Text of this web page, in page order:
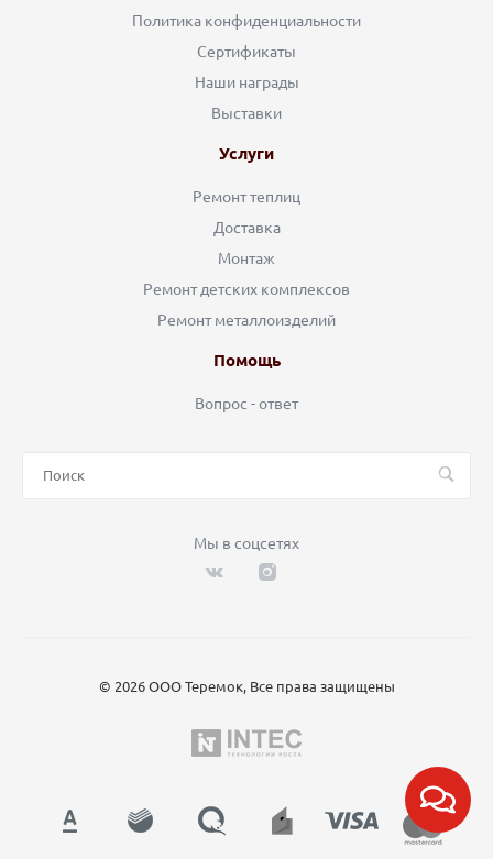
Политика конфиденциальности
Сертификаты
Наши награды
Выставки
Услуги
Ремонт теплиц
Доставка
Монтаж
Ремонт детских комплексов
Ремонт металлоизделий
Помощь
Вопрос - ответ
Мы в соцсетях
© 2026 ООО Теремок, Все права защищены